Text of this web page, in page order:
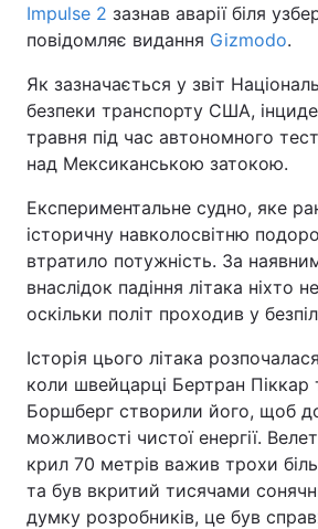
Impulse 2 зазнав аварії біля
повідомляє видання Gizmodo.
Як зазначається у звіт
безпеки транспорту США,
травня під час автономного
над Мексиканською затокою.
Експериментальне судно, яке
історичну навколосвітню
втратило потужність. За
внаслідок падіння літака ніхто
оскільки політ проходив у
Історія цього літака
коли швейцарці Бертран Піккар
Боршберг створили його, щоб
можливості чистої енергії.
крил 70 метрів важив трохи
та був вкритий тисячами
думку розробників, це був